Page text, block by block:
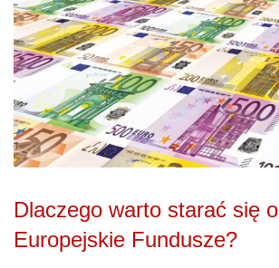
Dlaczego warto starać się o
Europejskie Fundusze?